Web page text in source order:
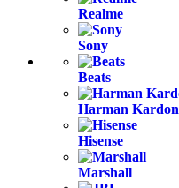
Realme
Sony
Beats
Harman Kardon
Hisense
Marshall